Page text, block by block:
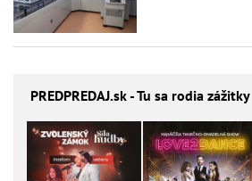
PREDPREDAJ.sk - Tu sa rodia zážitky